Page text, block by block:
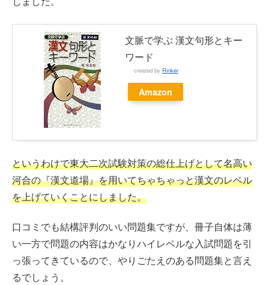
文脈で学ぶ 漢文句形とキー
ワード
created by Rinker
Amazon
というわけで東大二次試験対策の総仕上げとして名高い
河合の『漢文道場』を用いてちゃちゃっと漢文のレベル
を上げていくことにしました。
口コミでも結構評判のいい問題集ですが、冊子自体は薄
い一方で問題の内容はかなりハイレベルな入試問題を引
っ張ってきているので、やりごたえのある問題集と言え
るでしょう。